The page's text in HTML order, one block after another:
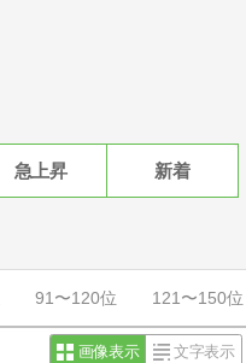
急上昇 新着
91〜120位 121〜150位
画像表示 文字表示